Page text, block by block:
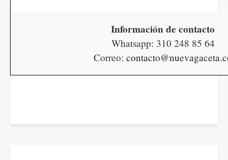
Información de contacto
Whatsapp: 310 248 85 64
Correo: